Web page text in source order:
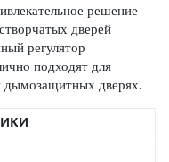
решение
дверей
регулятор
подходят для
дымозащитных дверях.